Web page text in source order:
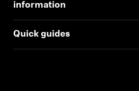
information
Quick guides